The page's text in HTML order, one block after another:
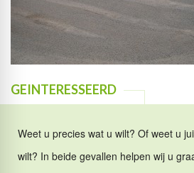
GEINTERESSEERD
Weet u precies wat u wilt? Of weet u
wilt? In beide gevallen helpen wij u